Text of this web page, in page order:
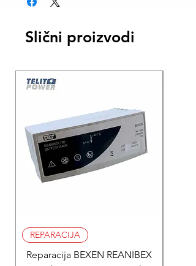
Slični proizvodi
REPARACIJA
Reparacija BEXEN REANIBEX